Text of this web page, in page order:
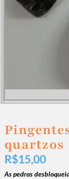
quartzos
R$15,00
As pedras